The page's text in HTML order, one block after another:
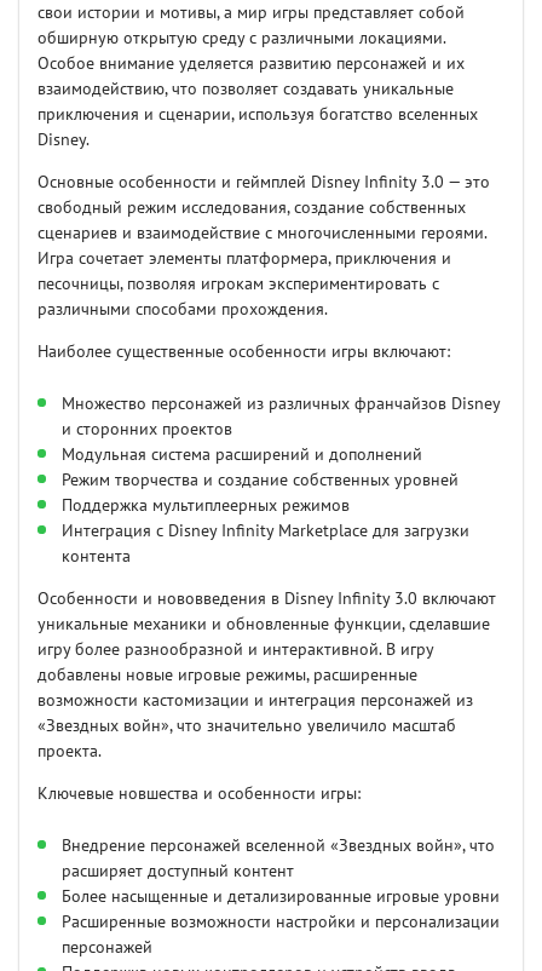
свои истории и мотивы, а мир игры представляет собой
обширную открытую среду с различными локациями.
Особое внимание уделяется развитию персонажей и их
взаимодействию, что позволяет создавать уникальные
приключения и сценарии, используя богатство вселенных
Disney.
Основные особенности и геймплей Disney Infinity 3.0 — это
свободный режим исследования, создание собственных
сценариев и взаимодействие с многочисленными героями.
Игра сочетает элементы платформера, приключения и
песочницы, позволяя игрокам экспериментировать с
различными способами прохождения.
Наиболее существенные особенности игры включают:
Множество персонажей из различных франчайзов Disney
и сторонних проектов
Модульная система расширений и дополнений
Режим творчества и создание собственных уровней
Поддержка мультиплеерных режимов
Интеграция с Disney Infinity Marketplace для загрузки
контента
Особенности и нововведения в Disney Infinity 3.0 включают
уникальные механики и обновленные функции, сделавшие
игру более разнообразной и интерактивной. В игру
добавлены новые игровые режимы, расширенные
возможности кастомизации и интеграция персонажей из
«Звездных войн», что значительно увеличило масштаб
проекта.
Ключевые новшества и особенности игры:
Внедрение персонажей вселенной «Звездных войн», что
расширяет доступный контент
Более насыщенные и детализированные игровые уровни
Расширенные возможности настройки и персонализации
персонажей